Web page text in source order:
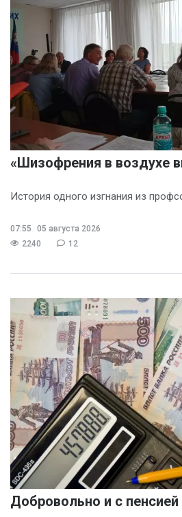
«Шизофрения в воздухе
История одного изгнания из
07:55
05 августа 2026
2240
12
Добровольно и с пенсией